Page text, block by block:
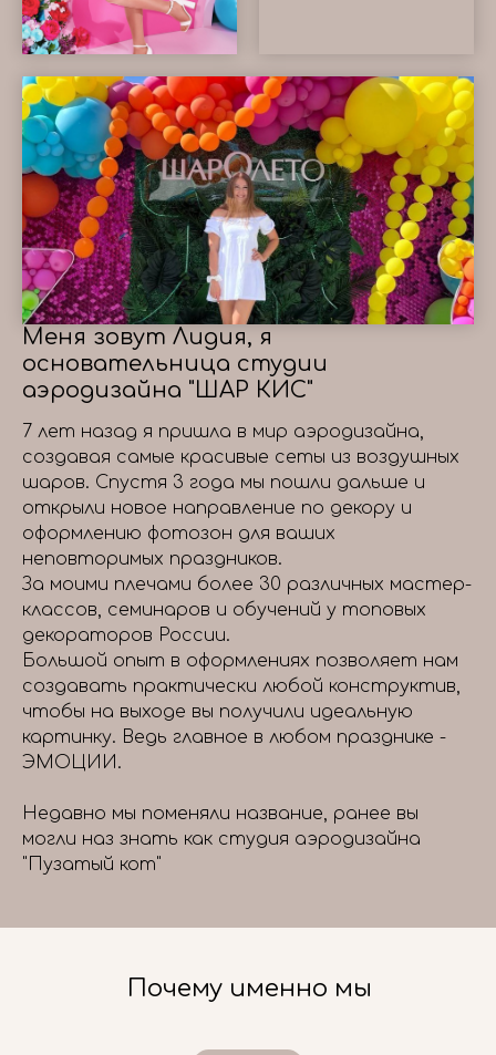
Меня зовут Лидия, я
основательница студии
аэродизайна "ШАР КИС"
7 лет назад я пришла в мир аэродизайна,
создавая самые красивые сеты из воздушных
шаров. Спустя 3 года мы пошли дальше и
открыли новое направление по декору и
оформлению фотозон для ваших
неповторимых праздников.
За моими плечами более 30 различных мастер-
классов, семинаров и обучений у топовых
декораторов России.
Большой опыт в оформлениях позволяет нам
создавать практически любой конструктив,
чтобы на выходе вы получили идеальную
картинку. Ведь главное в любом празднике -
ЭМОЦИИ.
Недавно мы поменяли название, ранее вы
могли наз знать как студия аэродизайна
"Пузатый кот"
Почему именно мы